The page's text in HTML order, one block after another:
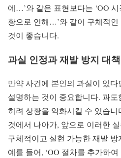
에…’와 같은 표현보다는 ‘OO
황으로 인해…’와 같이 구체적
것이 좋습니다.
과실 인정과 재발 방지 대
만약 사건에 본인의 과실이 있
설명하는 것이 중요합니다. 과
히려 상황을 악화시킬 수 있습
것에서 나아가, 앞으로 이러한
구체적이고 실현 가능한 재발
예를 들어, ‘OO 절차를 추가하